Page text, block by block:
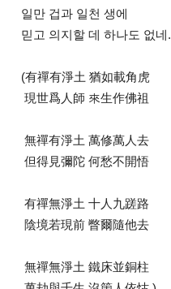
일만 겁과 일천 생에
믿고 의지할 데 하나도 없네.
(有禪有淨土 猶如載角虎
現世爲人師 來生作佛祖
無禪有淨土 萬修萬人去
但得見彌陀 何愁不開悟
有禪無淨土 十人九蹉路
陰境若現前 瞥爾隨他去
無禪無淨土 鐵床並銅柱